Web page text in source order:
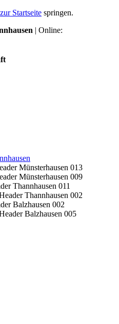
zur Startseite springen.
| Online: